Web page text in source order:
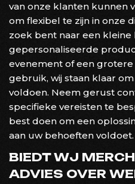
van onze klanten kunnen
om flexibel te zijn in onze
zoek bent naar een kleine
gepersonaliseerde
evenement of een
gebruik, wij staan klaar
voldoen. Neem gerust
specifieke vereisten te
best doen om een
aan uw behoeften voldoet.
BIEDT WJ
ADVIES OVER